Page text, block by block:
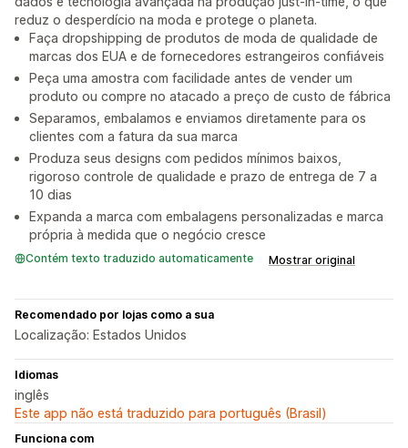
reduz o desperdício na moda e protege o planeta.
Faça dropshipping de produtos de moda de qualidade de
marcas dos EUA e de fornecedores estrangeiros confiáveis
Peça uma amostra com facilidade antes de vender um
produto ou compre no atacado a preço de custo de fábrica
Separamos, embalamos e enviamos diretamente para os
clientes com a fatura da sua marca
Produza seus designs com pedidos mínimos baixos,
rigoroso controle de qualidade e prazo de entrega de 7 a
10 dias
Expanda a marca com embalagens personalizadas e marca
própria à medida que o negócio cresce
Contém texto traduzido automaticamente Mostrar original
Recomendado por lojas como a sua
Localização: Estados Unidos
Idiomas
inglês
Este app não está traduzido para português (Brasil)
Funciona com